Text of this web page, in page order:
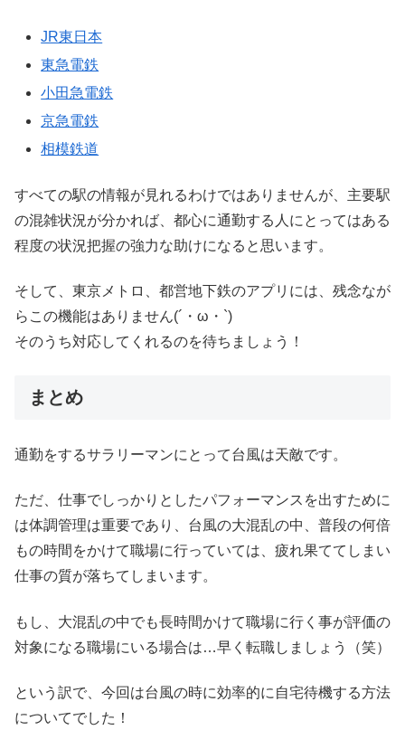
JR東日本
東急電鉄
小田急電鉄
京急電鉄
相模鉄道
すべての駅の情報が見れるわけではありませんが、主要駅
の混雑状況が分かれば、都心に通勤する人にとってはある
程度の状況把握の強力な助けになると思います。
そして、東京メトロ、都営地下鉄のアプリには、残念なが
らこの機能はありません(´・ω・`)
そのうち対応してくれるのを待ちましょう！
まとめ
通勤をするサラリーマンにとって台風は天敵です。
ただ、仕事でしっかりとしたパフォーマンスを出すために
は体調管理は重要であり、台風の大混乱の中、普段の何倍
もの時間をかけて職場に行っていては、疲れ果ててしまい
仕事の質が落ちてしまいます。
もし、大混乱の中でも長時間かけて職場に行く事が評価の
対象になる職場にいる場合は…早く転職しましょう（笑）
という訳で、今回は台風の時に効率的に自宅待機する方法
についてでした！